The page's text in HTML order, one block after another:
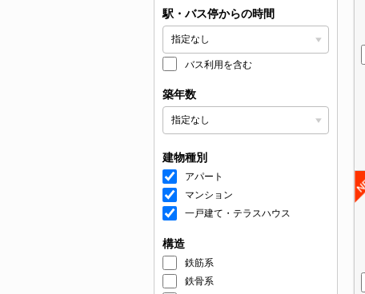
駅・バス停からの時間
バス利用を含む
築年数
建物種別
アパート
マンション
一戸建て・テラスハウス
構造
鉄筋系
鉄骨系